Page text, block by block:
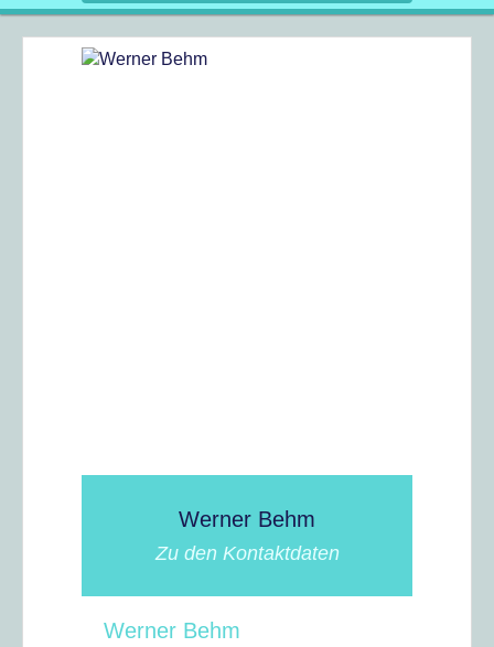
Werner Behm
Zu den Kontaktdaten
Werner Behm